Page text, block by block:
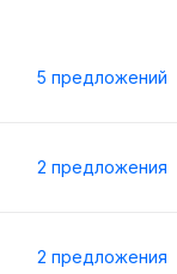
5 предложений
2 предложения
2 предложения